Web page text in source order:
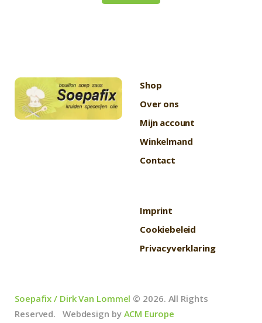
Shop
Over ons
Mijn account
Winkelmand
Contact
Imprint
Cookiebeleid
Privacyverklaring
Soepafix / Dirk Van Lommel © 2026. All Rights
Reserved. Webdesign by ACM Europe